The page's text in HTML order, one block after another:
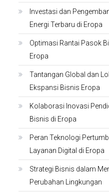
Investasi dan
Energi Terbaru di Eropa
Optimasi Rantai Pasok
Eropa
Tantangan Global dan
Ekspansi Bisnis Eropa
Kolaborasi Inovasi
Bisnis di Eropa
Peran Teknologi
Layanan Digital di Eropa
Strategi Bisnis dalam
Perubahan Lingkungan